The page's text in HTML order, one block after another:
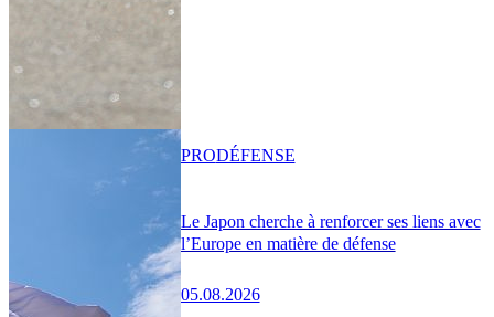
Le Japon cherche à renforcer ses liens avec
l’Europe en matière de défense
05.08.2026
PRODÉFENSE